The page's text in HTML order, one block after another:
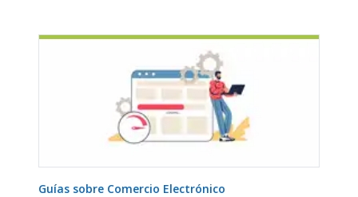
Guías sobre Comercio Electrónico